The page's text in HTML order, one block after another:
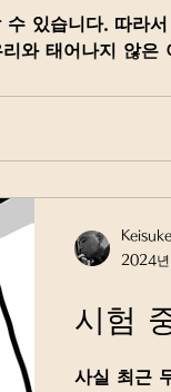
있습니다. 따라
와 태어나지 않
시험
사실 최근
2024